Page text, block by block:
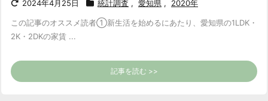
2024年4月25日 統計調査 , 愛知県 , 2020年
この記事のオススメ読者①新生活を始めるにあたり、愛知県の1LDK・
2K・2DKの家賃 ...
記事を読む >>